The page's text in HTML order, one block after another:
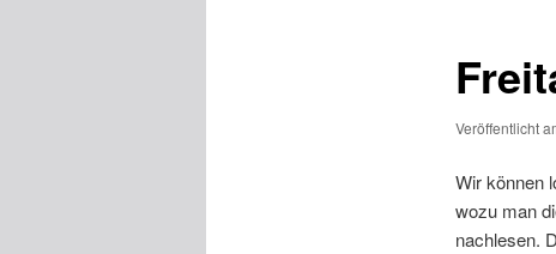
Veröffentlicht
Wir können
wozu man
nachlesen.